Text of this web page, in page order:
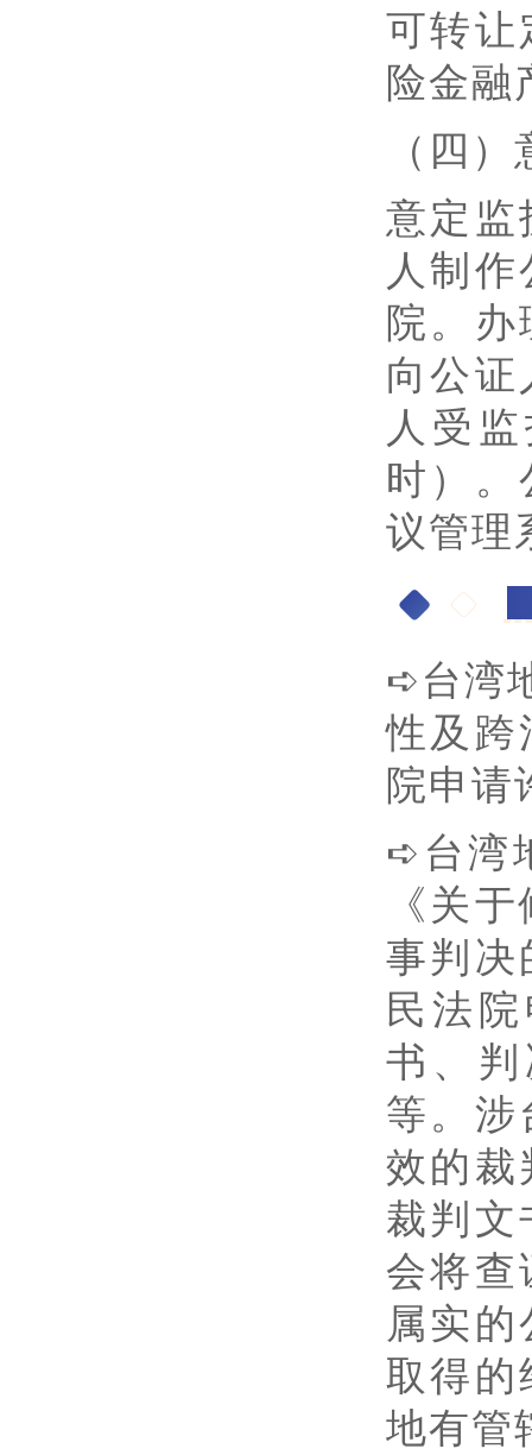
可转让
险金融
（四
意定监
人制
院。
向公
人受
时）
议管理
➪台湾
性及跨
院申请
➪台湾
《关
事判决
民法
书、
等。
效的裁
裁判
会将
属实
取得的
地有管